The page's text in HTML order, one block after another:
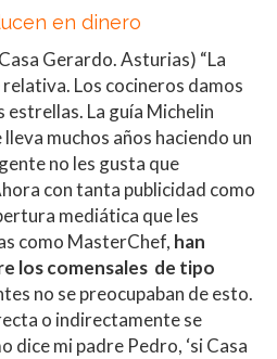
en dinero
Gerardo. Asturias) “La
Los cocineros damos
estrellas. La guía Michelin
muchos años haciendo un
no les gusta que
con tanta publicidad como
mediática que les
como MasterChef, han
los comensales de tipo
no se preocupaban de esto.
o indirectamente se
dice mi padre Pedro, ‘si Casa